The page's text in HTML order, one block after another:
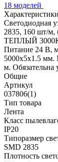
18 моделей
Характеристики
Светодиодная
2835, 160 шт/м,
ТЕПЛЫЙ 3000K,
Питание 24 В,
5000x5x1.5 мм.
м. Обязательна
Общие
Артикул
037806(1)
Тип товара
Лента
Класс
IP20
Типоразмер
SMD 2835
Плотность